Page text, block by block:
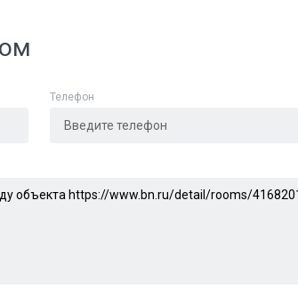
Телефон